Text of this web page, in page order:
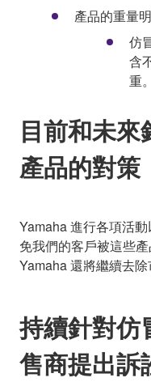
產品的重量
仿
含
重。
目前和未來
產品的對策
Yamaha 進行各項活
免我們的客戶被這些
Yamaha 還將繼續去除
持續針對仿
售商提出訴